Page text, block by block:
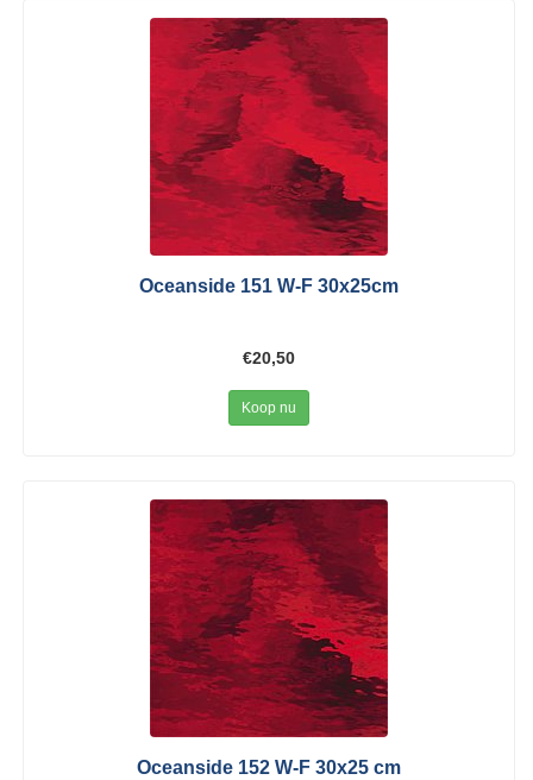
Oceanside 151 W-F 30x25cm
€20,50
Koop nu
Oceanside 152 W-F 30x25 cm